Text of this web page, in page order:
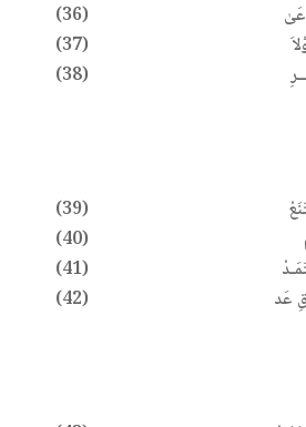
(36)
(37)
(38)
(39)
(40)
(41)
عَد (42)